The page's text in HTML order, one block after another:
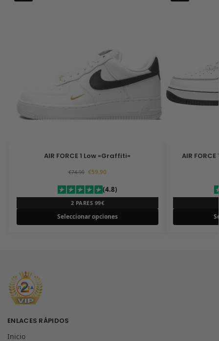
AIR FORCE 1 Low «Graffiti»
€74.90 €59.90
(4.8)
2 PARES 99€
Seleccionar opciones
AIR
ENLACES RÁPIDOS
Inicio